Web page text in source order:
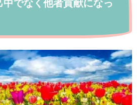
でなく他者貢献になっ